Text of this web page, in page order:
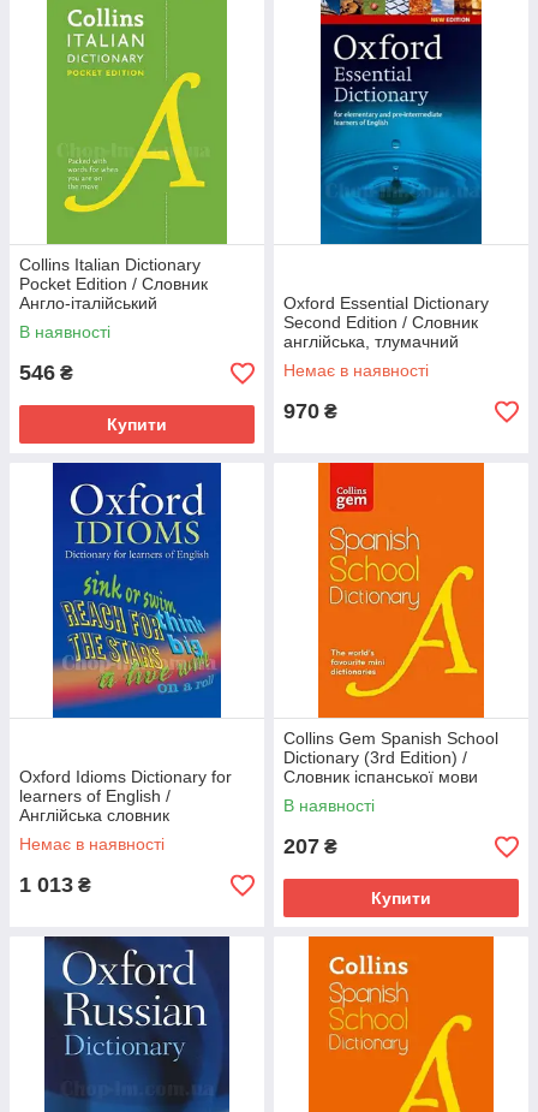
Collins Italian Dictionary
Pocket Edition / Словник
Англо-італійський
В наявності
546 ₴
Купити
Oxford Essential Dictionary
Second Edition / Словник
англійська, тлумачний
Немає в наявності
970 ₴
Oxford Idioms Dictionary for
learners of English /
Англійська словник
фразеологізмів
Немає в наявності
1 013 ₴
Collins Gem Spanish School
Dictionary (3rd Edition) /
Словник іспанської мови
В наявності
207 ₴
Купити